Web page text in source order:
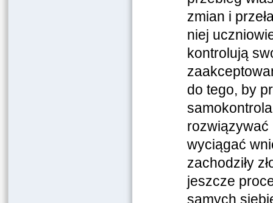
zmian i
niej
kontrolują
do tego, by
rozwiązywać
wyciągać
zachodziły
jeszcze
samych